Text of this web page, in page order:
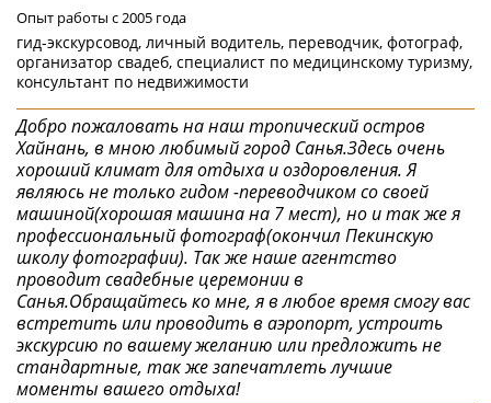
Опыт работы с 2005 года
гид-экскурсовод, личный водитель, переводчик, фотограф,
организатор свадеб, специалист по медицинскому туризму,
консультант по недвижимости
Добро пожаловать на наш тропический остров
Хайнань, в мною любимый город Санья.Здесь очень
хороший климат для отдыха и оздоровления. Я
являюсь не только гидом -переводчиком со своей
машиной(хорошая машина на 7 мест), но и так же я
профессиональный фотограф(окончил Пекинскую
школу фотографии). Так же наше агентство
проводит свадебные церемонии в
Санья.Обращайтесь ко мне, я в любое время смогу вас
встретить или проводить в аэропорт, устроить
экскурсию по вашему желанию или предложить не
стандартные, так же запечатлеть лучшие
моменты вашего отдыха!